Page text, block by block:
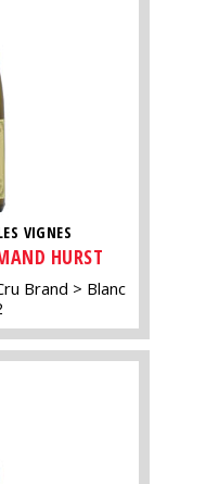
VIGNES
HURST
Brand
Blanc